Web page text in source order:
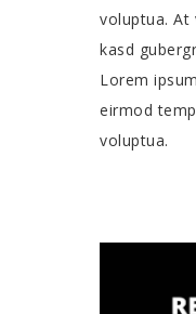
voluptua. At
kasd
Lorem
eirmod
voluptua.